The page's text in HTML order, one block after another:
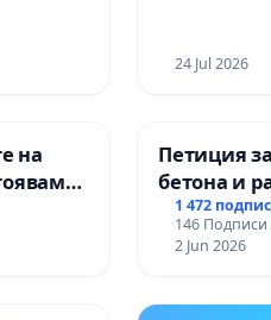
24 Jul 2026
на
Петиция
бетона и
античното
Враца
1 472
146 Подписи
2 Jun 2026